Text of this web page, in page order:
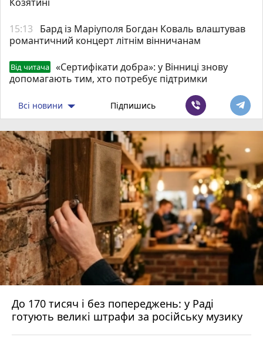
15:13
Бард із Маріуполя Богдан Коваль влаштував
романтичний концерт літнім вінничанам
Від читача
«Сертифікати добра»: у Вінниці знову
допомагають тим, хто потребує підтримки
Всі новини Підпишись
До 170 тисяч і без попереджень: у Раді
готують великі штрафи за російську музику